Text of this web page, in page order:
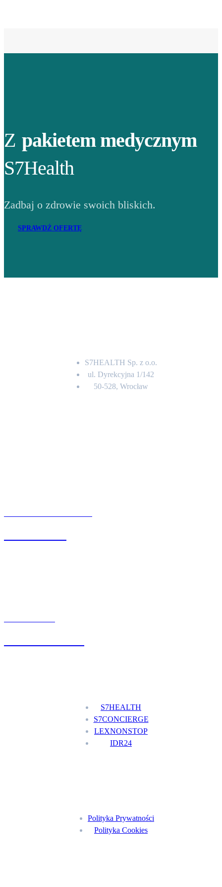
Z pakietem medycznym
S7Health
Zadbaj o zdrowie swoich bliskich.
SPRAWDŹ OFERTĘ
S7HEALTH Sp. z o.o.
ul. Dyrekcyjna 1/142
50-528, Wrocław
S7HEALTH
S7CONCIERGE
LEXNONSTOP
IDR24
Polityka Prywatności
Polityka Cookies